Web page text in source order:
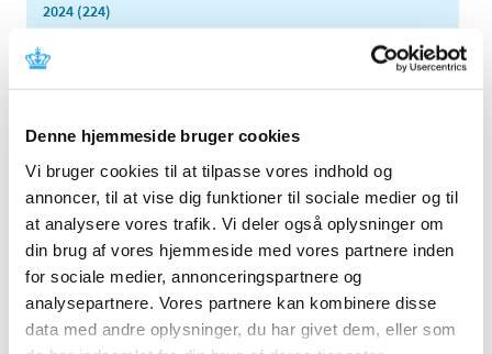
Denne hjemmeside bruger cookies
Vi bruger cookies til at tilpasse vores indhold og
annoncer, til at vise dig funktioner til sociale medier og til
at analysere vores trafik. Vi deler også oplysninger om
din brug af vores hjemmeside med vores partnere inden
for sociale medier, annonceringspartnere og
analysepartnere. Vores partnere kan kombinere disse
data med andre oplysninger, du har givet dem, eller som
2024 (224)
2022 (197)
2020 (263)
2019 (159)
2018 (150)
2017 (167)
2016 (167)
2015 (33)
2014 (44)
2013 (49)